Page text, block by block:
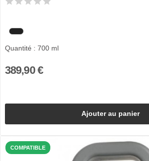
Quantité : 700 ml
389,90 €
Ajouter au panier
COMPATIBLE